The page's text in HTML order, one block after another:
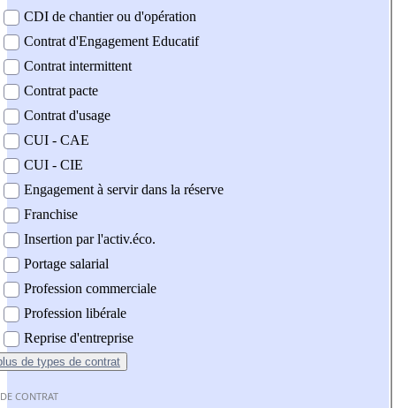
CDI de chantier ou d'opération
Contrat d'Engagement Educatif
Contrat intermittent
Contrat pacte
Contrat d'usage
CUI - CAE
CUI - CIE
Engagement à servir dans la réserve
Franchise
Insertion par l'activ.éco.
Portage salarial
Profession commerciale
Profession libérale
Reprise d'entreprise
de types de contrat
CONTRAT